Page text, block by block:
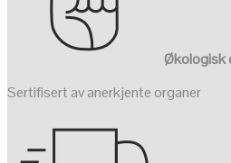
Økologisk
Sertifisert av anerkjente organer